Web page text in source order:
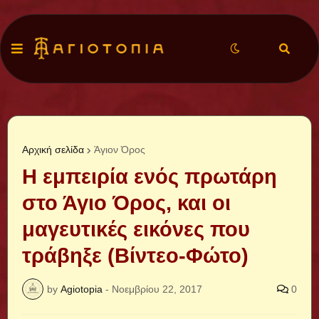
Αρχική σελίδα Άγιον Όρος
Η εμπειρία ενός πρωτάρη
στο Άγιο Όρος, και οι
μαγευτικές εικόνες που
τράβηξε (Βίντεο-Φώτο)
by Agiotopia - Νοεμβρίου 22, 2017 0